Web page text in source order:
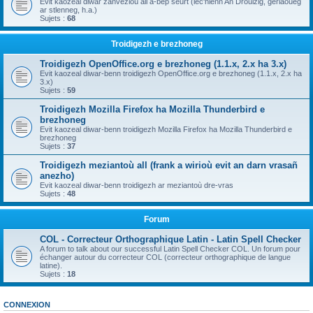
ar stlenneg, h.a.)
Sujets : 68
Troidigezh e brezhoneg
Troidigezh OpenOffice.org e brezhoneg (1.1.x, 2.x ha 3.x)
Evit kaozeal diwar-benn troidigezh OpenOffice.org e brezhoneg (1.1.x, 2.x ha
3.x)
Sujets : 59
Troidigezh Mozilla Firefox ha Mozilla Thunderbird e
brezhoneg
Evit kaozeal diwar-benn troidigezh Mozilla Firefox ha Mozilla Thunderbird e
brezhoneg
Sujets : 37
Troidigezh meziantoù all (frank a wirioù evit an darn vrasañ
anezho)
Evit kaozeal diwar-benn troidigezh ar meziantoù dre-vras
Sujets : 48
Forum
COL - Correcteur Orthographique Latin - Latin Spell Checker
A forum to talk about our successful Latin Spell Checker COL. Un forum pour
échanger autour du correcteur COL (correcteur orthographique de langue
latine).
Sujets : 18
CONNEXION